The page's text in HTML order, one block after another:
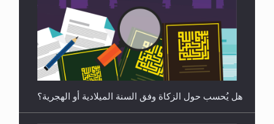
رأيٌ في لغة المسيح الموعود عليه السلام ..«3» نظرة
في شعر المسيح الموعود عليه السلام.....
هل يُحسب حول الزكاة وفق السنة الميلادية أو الهجرية؟